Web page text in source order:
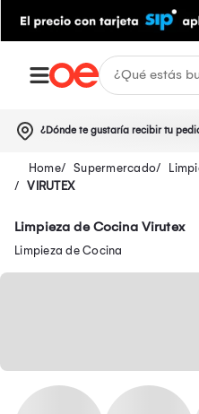
¿Dónde te gustaría recibir tu
Supermercado
VIRUTEX
Limpieza de Cocina Virutex
Limpieza de Cocina